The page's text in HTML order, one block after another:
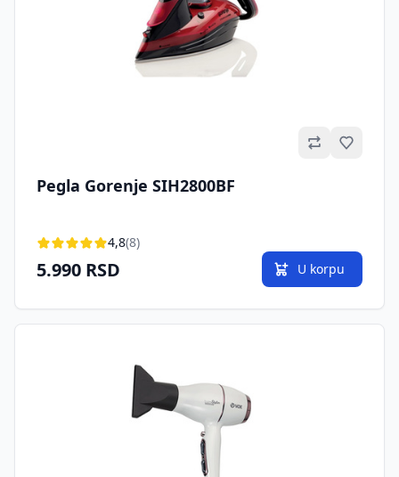
Pegla Gorenje SIH2800BF
4,8(8)
5.990 RSD U korpu